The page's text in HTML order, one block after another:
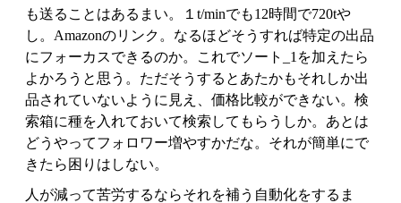
も送ることはあるまい。１t/minでも12時間で720tや
し。Amazonのリンク。なるほどそうすれば特定の出品
にフォーカスできるのか。これでソート_1を加えたら
よかろうと思う。ただそうするとあたかもそれしか出
品されていないように見え、価格比較ができない。検
索箱に種を入れておいて検索してもらうしか。あとは
どうやってフォロワー増やすかだな。それが簡単にで
きたら困りはしない。
人が減って苦労するならそれを補う自動化をするま